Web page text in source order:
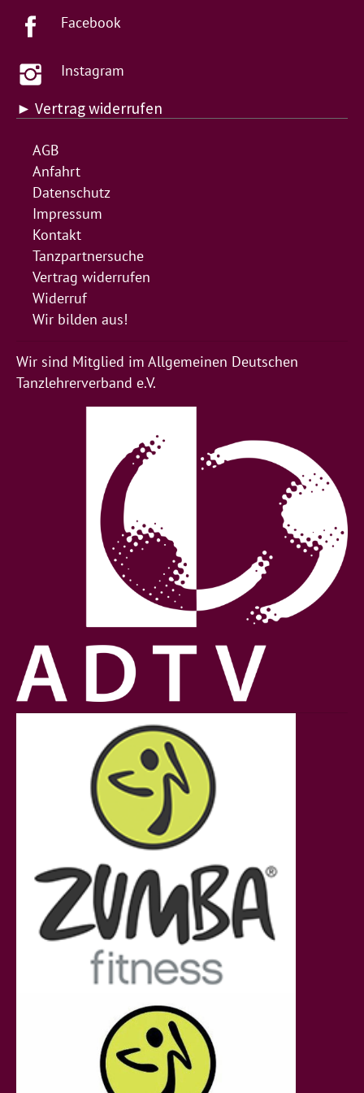
Facebook
Instagram
► Vertrag widerrufen
AGB
Anfahrt
Datenschutz
Impressum
Kontakt
Tanzpartnersuche
Vertrag widerrufen
Widerruf
Wir bilden aus!
Wir sind Mitglied im Allgemeinen Deutschen
Tanzlehrerverband e.V.